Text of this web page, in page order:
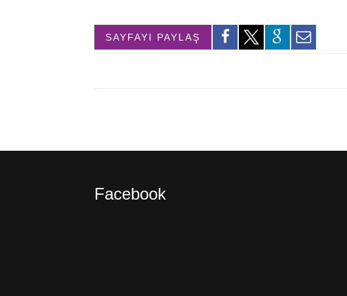
SAYFAYI PAYLAŞ
Facebook